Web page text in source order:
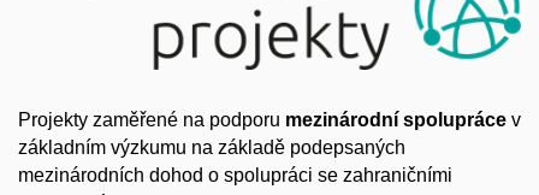
Projekty zaměřené na podporu mezinárodní spolupráce v
základním výzkumu na základě podepsaných
mezinárodních dohod o spolupráci se zahraničními